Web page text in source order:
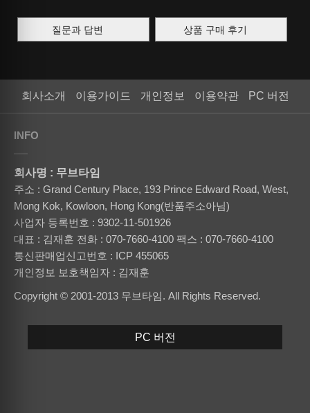
질문과 답변 상품 구매 후기
회사소개 이용가이드 개인정보 이용약관 PC 버전
INFO
회사명 : 무브타임
주소 : Grand Century Place, 193 Prince Edward Road, West,
Mong Kok, Kowloon, Hong Kong(반품주소아님)
사업자 등록번호 : 9302-11-501926
대표 : 김재훈 전화 : 070-7660-4100 팩스 : 070-7660-4100
통신판매업신고번호 : ICP 455065
개인정보 보호책임자 : 김재훈
Copyright © 2001-2013 무브타임. All Rights Reserved.
PC 버전